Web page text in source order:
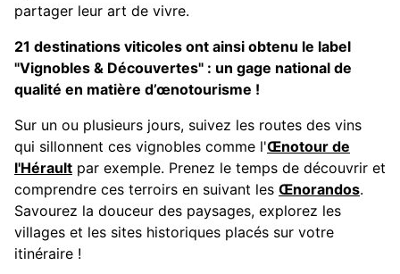
partager leur art de vivre.
21 destinations viticoles ont ainsi obtenu le label
"Vignobles & Découvertes" : un gage national de
qualité en matière d’œnotourisme !
Sur un ou plusieurs jours, suivez les routes des vins
qui sillonnent ces vignobles comme l'Œnotour de
l'Hérault par exemple. Prenez le temps de découvrir et
comprendre ces terroirs en suivant les Œnorandos.
Savourez la douceur des paysages, explorez les
villages et les sites historiques placés sur votre
itinéraire !